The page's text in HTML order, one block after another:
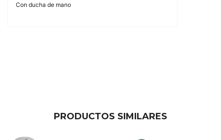
Con ducha de mano
PRODUCTOS SIMILARES